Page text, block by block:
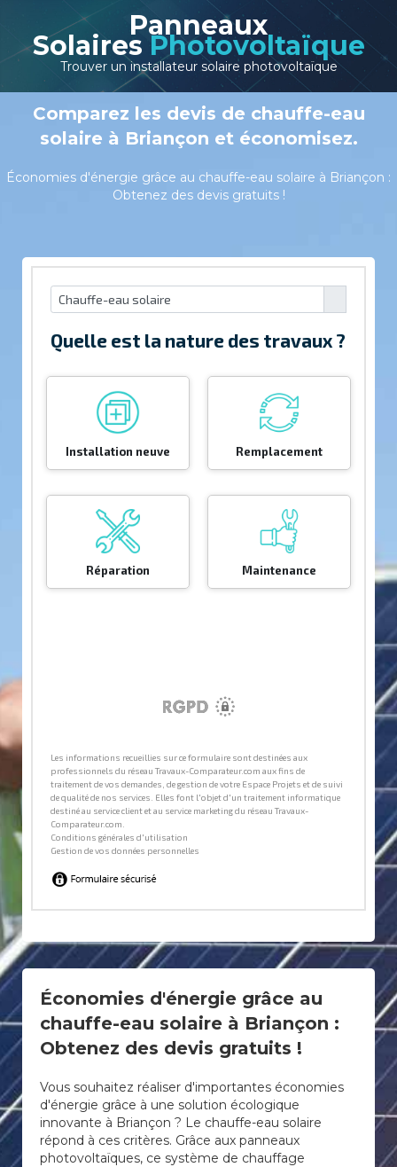
Panneaux
Solaires Photovoltaïque
Trouver un installateur solaire photovoltaïque
Comparez les devis de chauffe-eau
solaire à Briançon et économisez.
Économies d'énergie grâce au chauffe-eau solaire à Briançon :
Obtenez des devis gratuits !
Économies d'énergie grâce au
chauffe-eau solaire à Briançon :
Obtenez des devis gratuits !
Vous souhaitez réaliser d'importantes économies
d'énergie grâce à une solution écologique
innovante à Briançon ? Le chauffe-eau solaire
répond à ces critères. Grâce aux panneaux
photovoltaïques, ce système de chauffage